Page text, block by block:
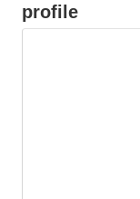
profile